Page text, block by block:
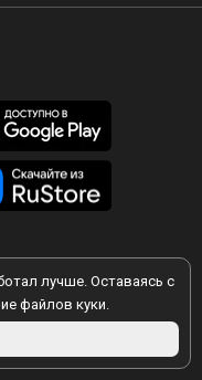
лучше. Оставаясь с
файлов куки.
обработки